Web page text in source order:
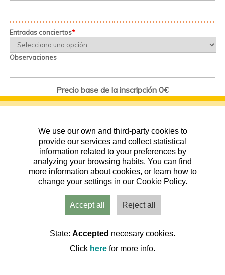
Entradas conciertos*
Observaciones
Precio base de la inscripción 0€
(El precio puede recalcularse según las opciones que elijas)
La inscripción está cerrada.
La inscripción no está activa.
We use our own and third-party cookies to
provide our services and collect statistical
information related to your preferences by
analyzing your browsing habits. You can find
more information about cookies, or learn how to
change your settings in our Cookie Policy.
Accept all Reject all
State: Accepted necesary cookies.
Click here for more info.